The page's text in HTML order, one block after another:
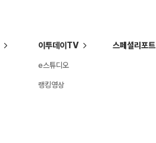
이투데이TV
e스튜디오
랭킹영상
스페셜리포트